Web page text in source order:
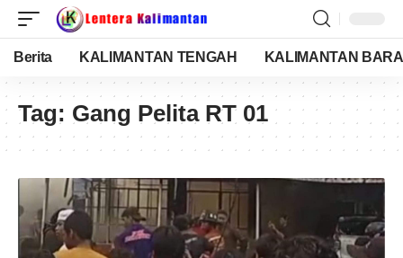
Berita KALIMANTAN TENGAH KALIMANTAN
Tag: Gang Pelita RT 01